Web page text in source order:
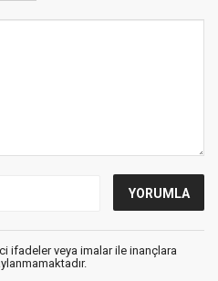
ifadeler veya imalar ile inançlara